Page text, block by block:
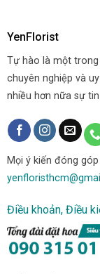
YenFlorist
Tự hào là một
chuyên nghiệp và
nhiều hơn nữa sự
Mọi ý kiến đóng
Điều khoản, Điều